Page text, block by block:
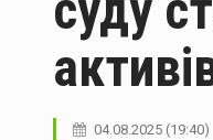
04.08.2025 (19:40)